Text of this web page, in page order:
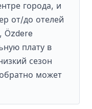
для
и
Контроль
города, и
от/до отелей
Özdere
плату в
сезон
может